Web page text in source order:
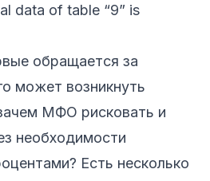
data of table “9” is
обращается за
может возникнуть
МФО рисковать и
необходимости
Есть несколько